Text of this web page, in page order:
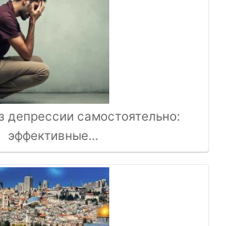
депрессии самостоятельно:
эффективные…